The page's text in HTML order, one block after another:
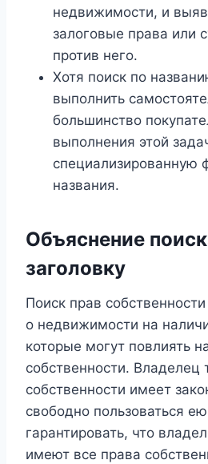
недвижимости, и
залоговые права или
против него.
Хотя поиск по
выполнить
большинство
выполнения этой
специализированную
названия.
Объяснение
заголовку
Поиск прав
о недвижимости на
которые могут повлиять
собственности. Владелец
собственности имеет
свободно пользоваться
гарантировать, что
имеют все права